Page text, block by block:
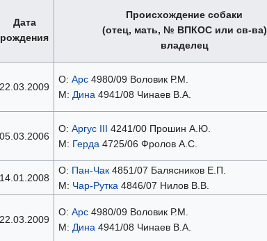
Дата
рождения
Происхождение собаки
(отец, мать, № ВПКОС или св-ва)
владелец
22.03.2009
О: Арс4980/09 Воловик Р.М.
М: Дина 4941/08 Чинаев В.А.
05.03.2006
О: Аргус III 4241/00 Прошин А.Ю.
М: Герда 4725/06 Фролов А.С.
14.01.2008
О: Пан-Чак4851/07 Балясников Е.П.
М: Чар-Рутка 4846/07 Нилов В.В.
22.03.2009
О: Арс4980/09 Воловик Р.М.
М: Дина 4941/08 Чинаев В.А.